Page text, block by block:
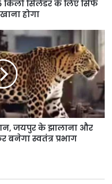
सिलेंडर के लिए सिर्फ
होगा
जयपुर के झालाना और
बनेगा स्वतंत्र प्रभाग